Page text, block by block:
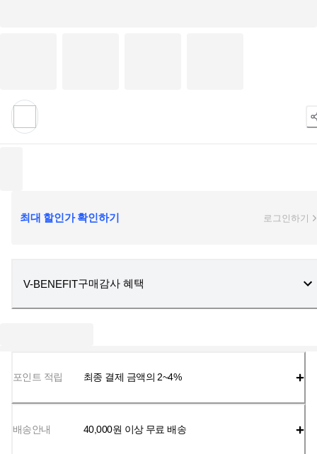
최대 할인가 확인하기 로그인하기
V-BENEFIT구매감사 혜택
포인트 적립 최종 결제 금액의 2~4%
배송안내 40,000원 이상 무료 배송